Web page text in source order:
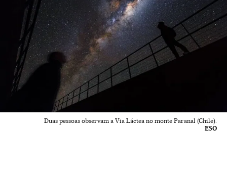
Duas pessoas observam a Via Láctea no monte Paranal (Chile).
ESO